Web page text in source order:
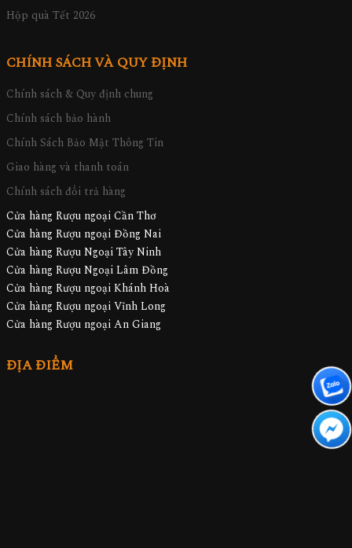
Hộp quà Tết 2026
CHÍNH SÁCH VÀ QUY ĐỊNH
Chính sách & Quy định chung
Chính sách bảo hành
Chính Sách Bảo Mật Thông Tin
Giao hàng và thanh toán
Chính sách đổi trả hàng
Cửa hàng Rượu ngoại Cần Thơ
Cửa hàng Rượu ngoại Đồng Nai
Cửa hàng Rượu Ngoại Tây Ninh
Cửa hàng Rượu Ngoại Lâm Đồng
Cửa hàng Rượu ngoại Khánh Hoà
Cửa hàng Rượu ngoại Vĩnh Long
Cửa hàng Rượu ngoại An Giang
ĐỊA ĐIỂM